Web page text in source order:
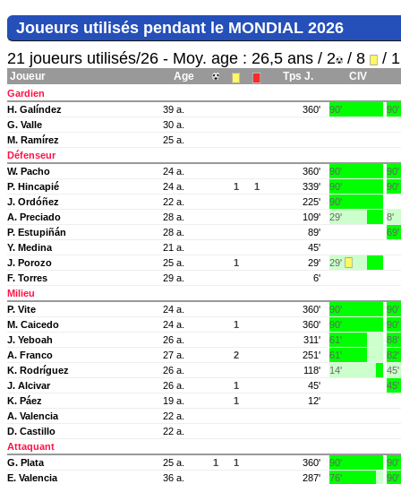
Joueurs utilisés pendant le MONDIAL 2026
21 joueurs utilisés/26 - Moy. age : 26,5 ans / 2
/ 8 /
Joueur Age Tps J. CIV
Gardien
H. Galíndez
39 a. 360' 90'
90'
G. Valle
30 a.
M. Ramírez
25 a.
Défenseur
W. Pacho
24 a. 360' 90'
90'
P. Hincapié
24 a. 1 1 339' 90'
90'
J. Ordóñez
22 a. 225'
90'
A. Preciado
28 a. 109' 29'
8'
P. Estupiñán
28 a. 89'
69'
Y. Medina
21 a.
45'
J. Porozo
25 a. 1 29'
29'
F. Torres
29 a.
6'
Milieu
P. Vite
24 a. 360' 90'
90'
M. Caicedo
24 a. 1 360' 90'
90'
J. Yeboah
26 a. 311' 61'
88'
A. Franco
27 a. 2 251' 61'
82'
K. Rodríguez
26 a. 118' 14'
45'
J. Alcivar
26 a. 1 45'
45'
K. Páez
19 a. 1
12'
A. Valencia
22 a.
D. Castillo
22 a.
Attaquant
G. Plata
25 a. 1 1 360' 90'
90'
E. Valencia
36 a. 287' 76'
90'